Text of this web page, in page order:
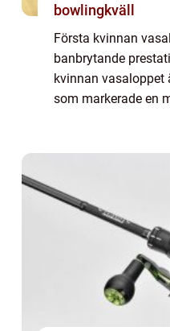
bowlingkväll
Första kvinnan
banbrytande
kvinnan vasaloppet
som markerade en